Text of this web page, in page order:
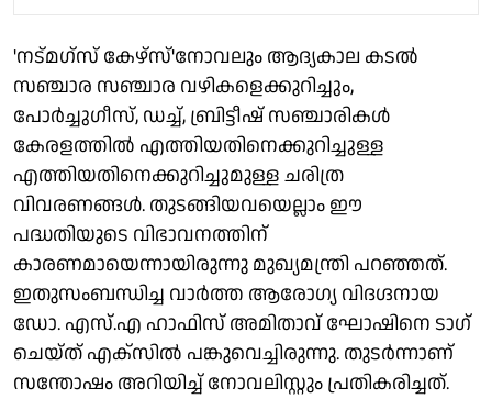
'നട്‌മഗ്സ് കേഴ്സ്'നോവലും ആദ്യകാല കടല്‍
സഞ്ചാര സഞ്ചാര വഴികളെക്കുറിച്ചും,
പോര്‍ച്ചുഗീസ്, ഡച്ച്, ബ്രിട്ടീഷ് സഞ്ചാരികള്‍
കേരളത്തില്‍ എത്തിയതിനെക്കുറിച്ചുള്ള
എത്തിയതിനെക്കുറിച്ചുമുള്ള ചരിത്ര
വിവരണങ്ങൾ. തുടങ്ങിയവയെല്ലാം ഈ
പദ്ധതിയുടെ വിഭാവനത്തിന്
കാരണമായെന്നായിരുന്നു മുഖ്യമന്ത്രി പറഞ്ഞത്.
ഇതുസംബന്ധിച്ച വാര്‍ത്ത ആരോഗ്യ വിദഗ്ദനായ
ഡോ. എസ്.എ ഹാഫിസ് അമിതാവ് ഘോഷിനെ ടാഗ്
ചെയ്ത് എക്സില്‍ പങ്കുവെച്ചിരുന്നു. തുടർന്നാണ്
സന്തോഷം അറിയിച്ച് നോവലിസ്റ്റും പ്രതികരിച്ചത്.